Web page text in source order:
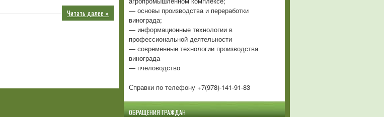
Читать далее »
— основы производства и переработки
винограда;
— информационные технологии в
профессиональной деятельности
— современные технологии производства
винограда
— пчеловодство
Справки по телефону +7(978)-141-91-83
ОБРАЩЕНИЯ ГРАЖДАН